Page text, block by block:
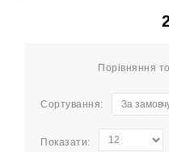
Порівняння
Сортування:
Показати: